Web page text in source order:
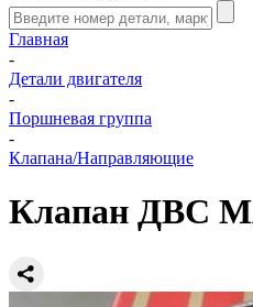
Главная
-
Детали двигателя
-
Поршневая группа
-
Клапана/Направляющие
Клапан ДВС